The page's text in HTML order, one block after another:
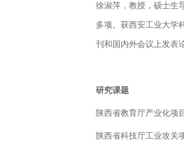
徐淑萍，教授，硕士生
多项。获西安工业大学
刊和国内外会议上发表
研究课题
陕西省教育厅产业化项
陕西省科技厅工业攻关